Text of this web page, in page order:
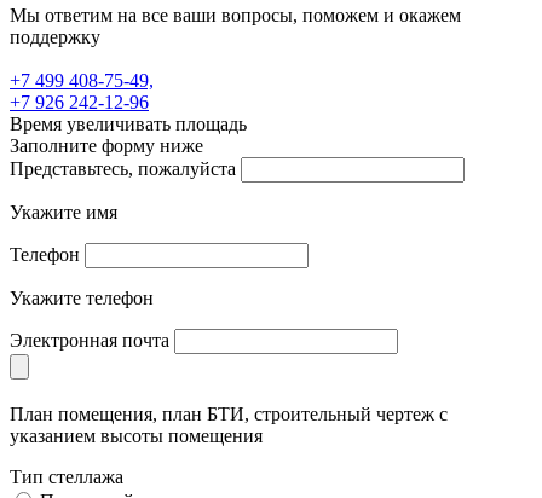
Мы ответим на все ваши вопросы, поможем и окажем
поддержку
+7 499 408-75-49,
+7 926 242-12-96
Время увеличивать площадь
Заполните форму ниже
Представьтесь, пожалуйста
Укажите имя
Телефон
Укажите телефон
Электронная почта
План помещения, план БТИ, строительный чертеж с
указанием высоты помещения
Тип стеллажа